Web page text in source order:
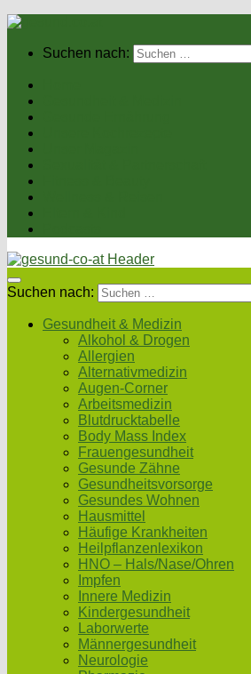
Suchen nach:
Suchen nach:
Gesundheit & Medizin
Alkohol & Drogen
Allergien
Alternativmedizin
Augen-Corner
Arbeitsmedizin
Blutdrucktabelle
Body Mass Index
Frauengesundheit
Gesunde Zähne
Gesundheitsvorsorge
Gesundes Wohnen
Hausmittel
Häufige Krankheiten
Heilpflanzenlexikon
HNO – Hals/Nase/Ohren
Impfen
Innere Medizin
Kindergesundheit
Laborwerte
Männergesundheit
Neurologie